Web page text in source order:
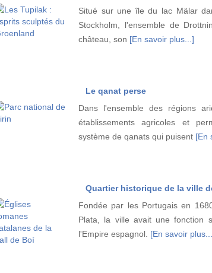
Situé sur une île du lac Mälar
Stockholm, l'ensemble de
château, son [En savoir plus...]
Le qanat perse
Dans l'ensemble des régions
établissements agricoles et
système de qanats qui puisent [En
Quartier historique de la ville
Fondée par les Portugais en
Plata, la ville avait une fonction
l'Empire espagnol. [En savoir